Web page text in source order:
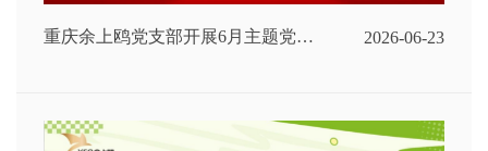
重庆余上鸥党支部开展6月主题党日
2026-06-23